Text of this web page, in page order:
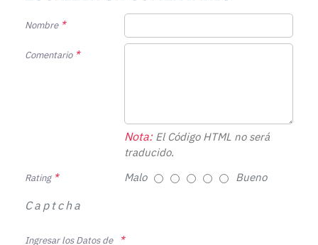
Nombre
Comentario
Nota:El Código HTML no será
traducido.
Rating Malo Bueno
Captcha
Ingresar los Datos de